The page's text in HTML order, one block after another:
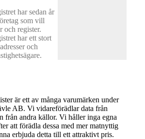
har sedan år
som vill
och register.
har ett stort
och
är ett av många varumärken under
AB. Vi vidareförädlar data från
från andra källor. Vi håller inga egna
att förädla dessa med mer matnyttig
erbjuda detta till ett attraktivt pris.